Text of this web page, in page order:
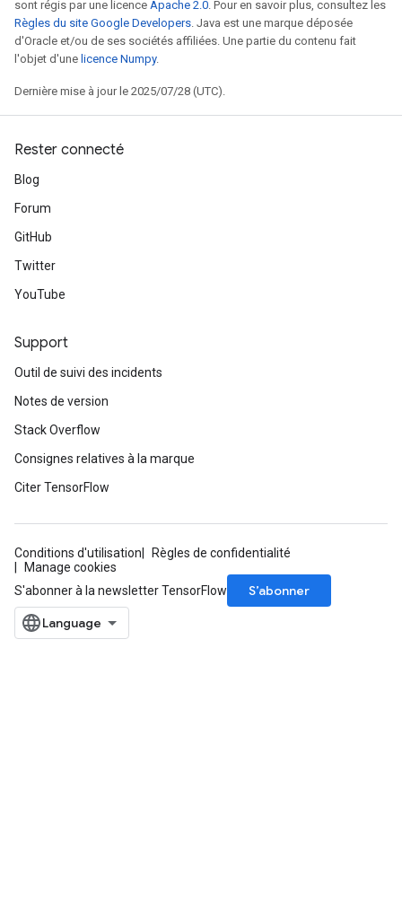
sont régis par une licence Apache 2.0. Pour en savoir plus, consultez les
Règles du site Google Developers. Java est une marque déposée
d'Oracle et/ou de ses sociétés affiliées. Une partie du contenu fait
l'objet d'une licence Numpy.
Dernière mise à jour le 2025/07/28 (UTC).
Rester connecté
Blog
Forum
GitHub
Twitter
YouTube
Support
Outil de suivi des incidents
Notes de version
Stack Overflow
Consignes relatives à la marque
Citer TensorFlow
Conditions d'utilisation
Règles de confidentialité
Manage cookies
S'abonner à la newsletter TensorFlow
S’abonner